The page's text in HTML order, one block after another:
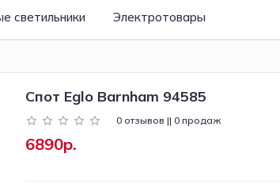
светильники Электротовары
Спот Eglo Barnham 94585
0 отзывов || 0 продаж
6890р.